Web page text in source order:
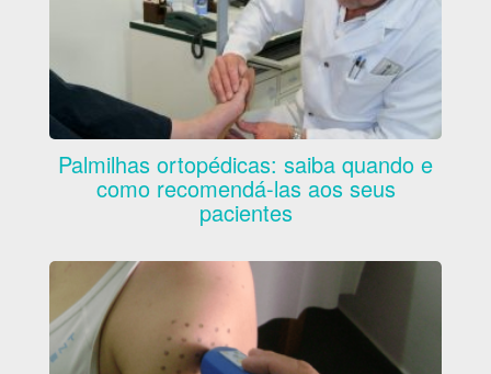
Palmilhas ortopédicas: saiba quando e
como recomendá-las aos seus
pacientes